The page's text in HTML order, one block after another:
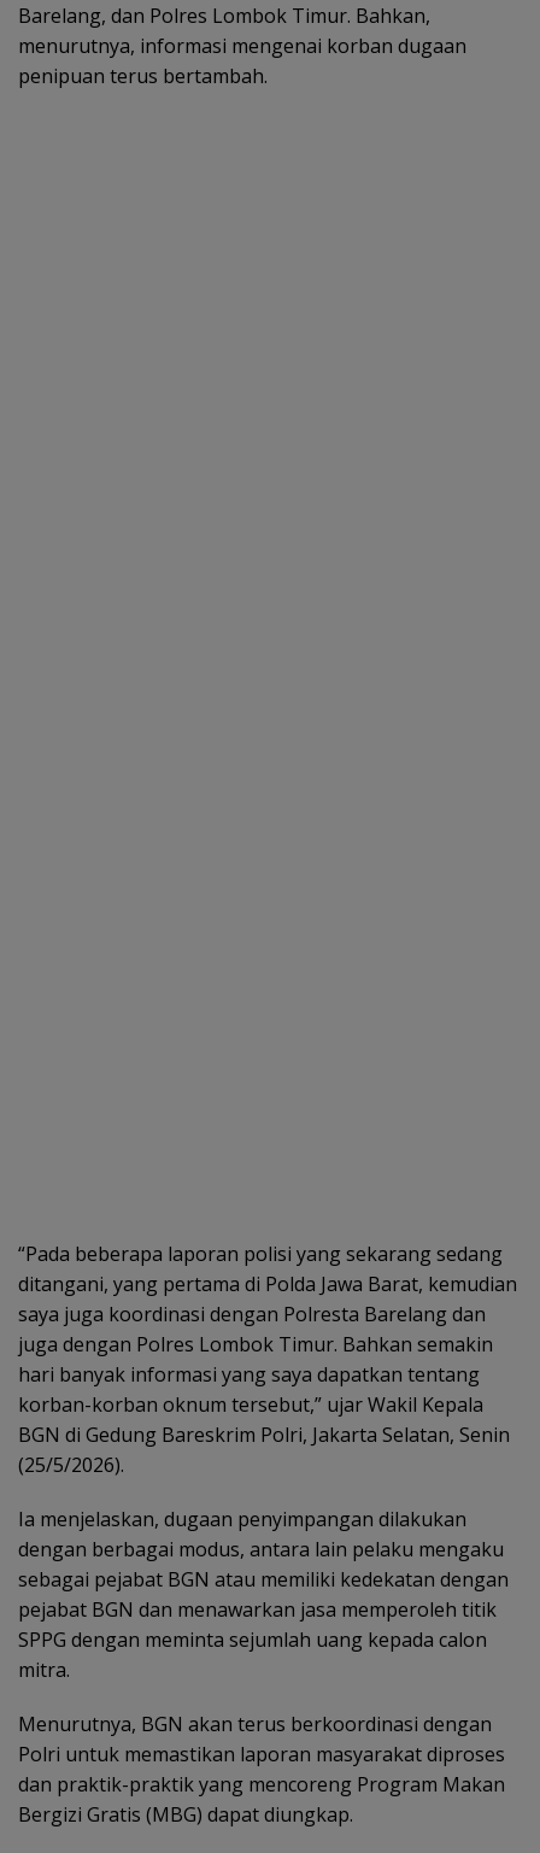
Barelang, dan Polres Lombok Timur. Bahkan,
menurutnya, informasi mengenai korban dugaan
penipuan terus bertambah.
“Pada beberapa laporan polisi yang sekarang sedang
ditangani, yang pertama di Polda Jawa Barat, kemudian
saya juga koordinasi dengan Polresta Barelang dan
juga dengan Polres Lombok Timur. Bahkan semakin
hari banyak informasi yang saya dapatkan tentang
korban-korban oknum tersebut,” ujar Wakil Kepala
BGN di Gedung Bareskrim Polri, Jakarta Selatan, Senin
(25/5/2026).
Ia menjelaskan, dugaan penyimpangan dilakukan
dengan berbagai modus, antara lain pelaku mengaku
sebagai pejabat BGN atau memiliki kedekatan dengan
pejabat BGN dan menawarkan jasa memperoleh titik
SPPG dengan meminta sejumlah uang kepada calon
mitra.
Menurutnya, BGN akan terus berkoordinasi dengan
Polri untuk memastikan laporan masyarakat diproses
dan praktik-praktik yang mencoreng Program Makan
Bergizi Gratis (MBG) dapat diungkap.